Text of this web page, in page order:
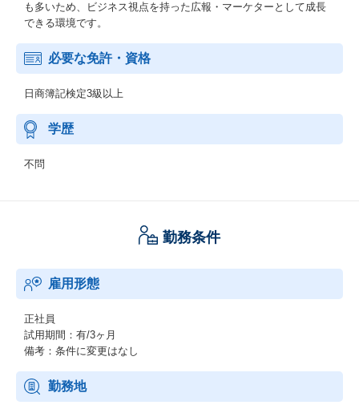
も多いため、ビジネス視点を持った広報・マーケターとして成長
できる環境です。
必要な免許・資格
日商簿記検定3級以上
学歴
不問
勤務条件
雇用形態
正社員
試用期間：有/3ヶ月
備考：条件に変更はなし
勤務地